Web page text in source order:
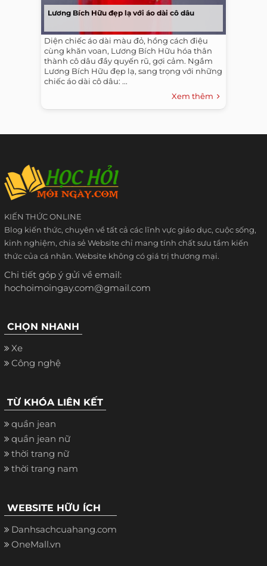
Lương Bích Hữu đẹp lạ với áo dài cô dâu
Diện chiếc áo dài màu đỏ, hồng cách điệu
cùng khăn voan, Lương Bích Hữu hóa thân
thành cô dâu đầy quyến rũ, gợi cảm. Ngắm
Lương Bích Hữu đẹp lạ, sang trọng với những
chiếc áo dài cô dâu: ...
Xem thêm
KIẾN THỨC ONLINE
Blog kiến thức, chuyên về tất cả các lĩnh vực giáo dục, cuộc sống,
kinh nghiệm, chia sẻ Website chỉ mang tính chất sưu tầm kiến
thức của cá nhân. Website không có giá trị thương mại.
Chi tiết góp ý gửi về email:
hochoimoingay.com@gmail.com
CHỌN NHANH
Xe
Công nghệ
TỪ KHÓA LIÊN KẾT
quần jean
quần jean nữ
thời trang nữ
thời trang nam
WEBSITE HỮU ÍCH
Danhsachcuahang.com
OneMall.vn